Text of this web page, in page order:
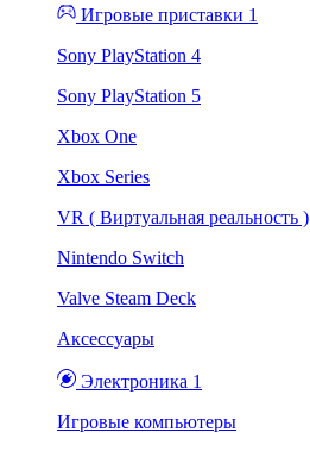
Игровые приставки 1
Sony PlayStation 4
Sony PlayStation 5
Xbox One
Xbox Series
VR ( Виртуальная реальность )
Nintendo Switch
Valve Steam Deck
Аксессуары
Электроника 1
Игровые компьютеры